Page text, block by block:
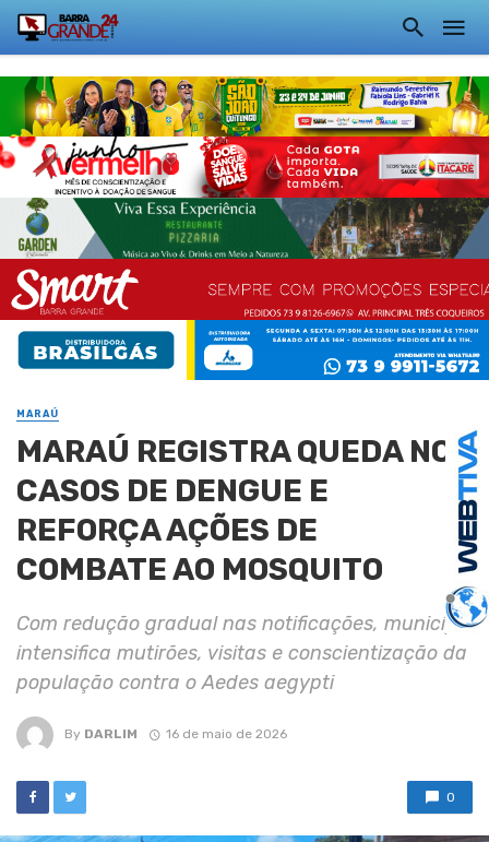
MARAÚ
MARAÚ REGISTRA QUEDA NOS
CASOS DE DENGUE E
REFORÇA AÇÕES DE
COMBATE AO MOSQUITO
Com redução gradual nas notificações, município
intensifica mutirões, visitas e conscientização da
população contra o Aedes aegypti
By DARLIM 16 de maio de 2026
0